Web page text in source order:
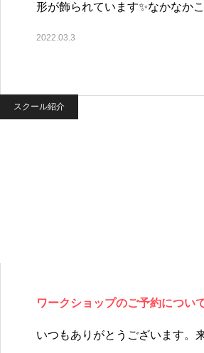
形が飾られています✨なかなか
2022.03.3
スクール紹介
ワークショップのご予約につい
いつもありがとうございます。